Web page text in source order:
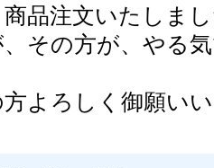
品注文いたしま
その方が、やる
よろしく御願い